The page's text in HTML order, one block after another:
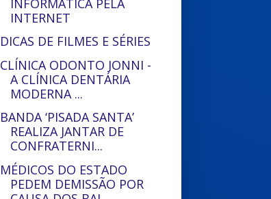
INTERNET
DICAS DE FILMES E SÉRIES
CLÍNICA ODONTO JONNI -
A CLÍNICA DENTÁRIA
MODERNA ...
BANDA ‘PISADA SANTA’
REALIZA JANTAR DE
CONFRATERNI...
MÉDICOS DO ESTADO
PEDEM DEMISSÃO POR